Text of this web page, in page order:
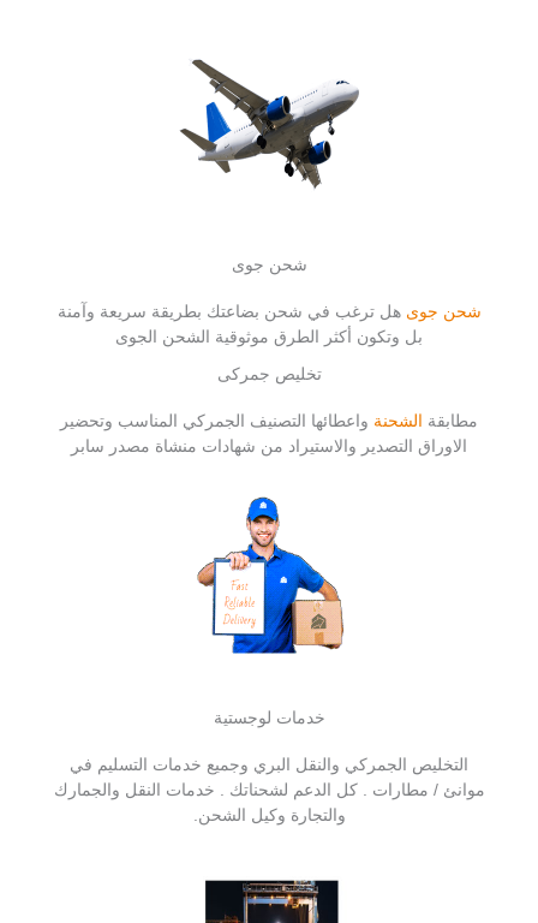
شحن جوى
شحن جوى هل ترغب في شحن بضاعتك بطريقة سريعة وآمنة
بل وتكون أكثر الطرق موثوقية الشحن الجوى
تخليص جمركى
مطابقة الشحنة واعطائها التصنيف الجمركي المناسب وتحضير
الاوراق التصدير والاستيراد من شهادات منشاة مصدر سابر
خدمات لوجستية
التخليص الجمركي والنقل البري وجميع خدمات التسليم في
موانئ / مطارات . كل الدعم لشحناتك . خدمات النقل والجمارك
والتجارة وكيل الشحن.